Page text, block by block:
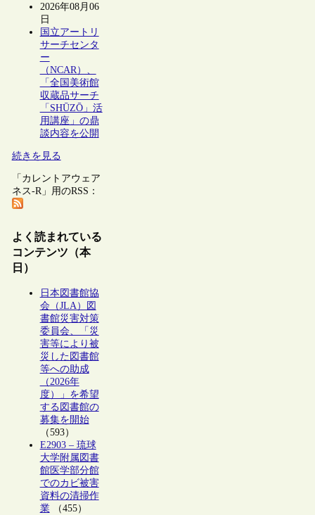
2026年08月06
日
国立アートリ
サーチセンタ
ー
（NCAR）、
「全国美術館
収蔵品サーチ
「SHŪZŌ」活
用講座」の鼎
談内容を公開
続きを見る
「カレントアウェア
ネス-R」用のRSS：
よく読まれている
コンテンツ（本
日）
日本図書館協
会（JLA）図
書館災害対策
委員会、「災
害等により被
災した図書館
等への助成
（2026年
度）」を希望
する図書館の
募集を開始
（593）
E2903 – 琉球
大学附属図書
館医学部分館
でのカビ被害
資料の清掃作
業（455）